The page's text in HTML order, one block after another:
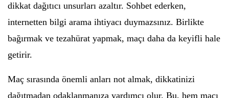
dikkat dağıtıcı unsurları azaltır. Sohbet ederken,
internetten bilgi arama ihtiyacı duymazsınız. Birlikte
bağırmak ve tezahürat yapmak, maçı daha da keyifli hale
getirir.
Maç sırasında önemli anları not almak, dikkatinizi
dağıtmadan odaklanmanıza yardımcı olur. Bu, hem maçı